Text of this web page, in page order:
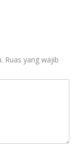
Ruas yang wajib